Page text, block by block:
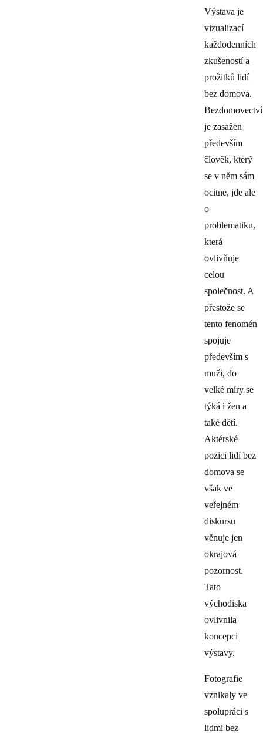
Výstava je
vizualizací
každodenních
zkušeností a
prožitků lidí
bez domova.
je zasažen
především
člověk, který
se v něm sám
ocitne, jde ale
o
problematiku,
která
ovlivňuje
celou
společnost. A
přestože se
tento fenomén
spojuje
především s
muži, do
velké míry se
týká i žen a
také dětí.
Aktérské
pozici lidí bez
domova se
však ve
veřejném
diskursu
věnuje jen
okrajová
pozornost.
Tato
východiska
ovlivnila
koncepci
výstavy.
Fotografie
vznikaly ve
spolupráci s
lidmi bez